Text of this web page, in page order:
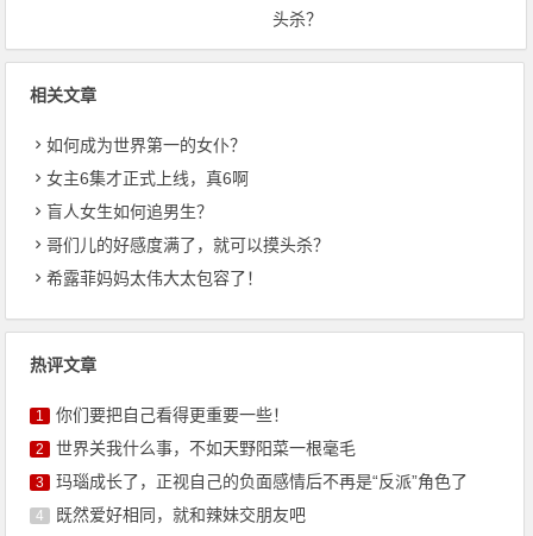
头杀？
相关文章
如何成为世界第一的女仆？
女主6集才正式上线，真6啊
盲人女生如何追男生？
哥们儿的好感度满了，就可以摸头杀？
希露菲妈妈太伟大太包容了！
热评文章
1 你们要把自己看得更重要一些！
2 世界关我什么事，不如天野阳菜一根毫毛
3 玛瑙成长了，正视自己的负面感情后不再是“反派”角色了
4 既然爱好相同，就和辣妹交朋友吧